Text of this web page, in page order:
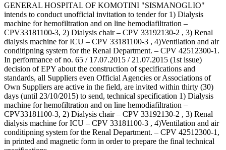
GENERAL HOSPITAL OF KOMOTINI "SISMANOGLIO"
intends to conduct unofficial invitation to tender for 1) Dialysis
machine for hemofiltration and on line hemodiafiltration –
CPV33181100-3, 2) Dialysis chair – CPV 33192130-2 , 3) Renal
dialysis machine for ICU – CPV 33181100-3 , 4)Ventilation and air
conditipning system for the Renal Department. – CPV 42512300-1.
In performance of no. 65 / 17.07.2015 / 21.07.2015 (1st issue)
decision of EPY about the construction of specifications and
standards, all Suppliers even Official Agencies or Associations of
Own Suppliers are active in the field, are invited within thirty (30)
days (until 23/10/2015) to send, technical specification 1) Dialysis
machine for hemofiltration and on line hemodiafiltration –
CPV33181100-3, 2) Dialysis chair – CPV 33192130-2 , 3) Renal
dialysis machine for ICU – CPV 33181100-3 , 4)Ventilation and air
conditipning system for the Renal Department. – CPV 42512300-1,
in printed and magnetic form in order to prepare the final technical